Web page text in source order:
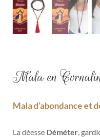
Mala en
Mala d’abondance et
La déesse Déméter ,